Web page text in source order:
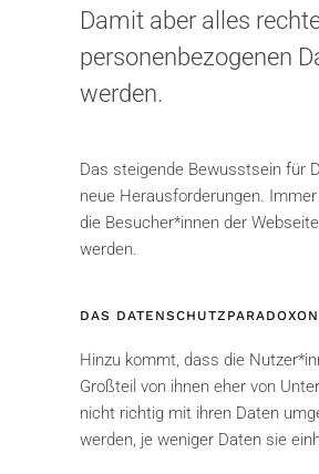
Damit aber alles
personenbezogenen
werden.
Das steigende Bewusstsein für
neue Herausforderungen.
die Besucher*innen der
werden.
DAS
Hinzu kommt, dass die
Großteil von ihnen eher von
nicht richtig mit ihren Daten
werden, je weniger Daten sie